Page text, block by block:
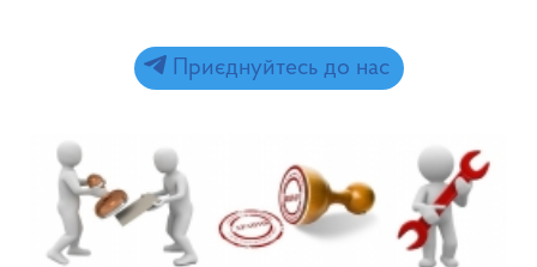
Приєднуйтесь до нас